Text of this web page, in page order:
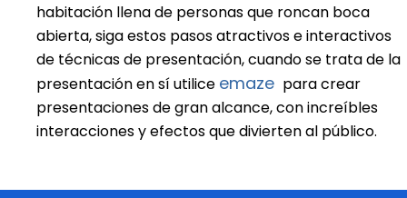
habitación llena de personas que roncan boca
abierta, siga estos pasos atractivos e interactivos
de técnicas de presentación, cuando se trata de la
presentación en sí utilice emaze para crear
presentaciones de gran alcance, con increíbles
interacciones y efectos que divierten al público.